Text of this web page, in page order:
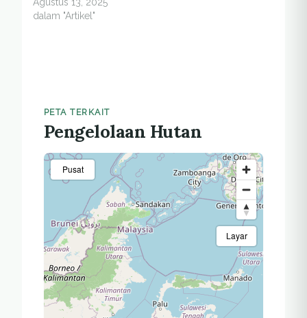
Agustus 13, 2025
dalam "Artikel"
PETA TERKAIT
Pengelolaan Hutan
Pusat
Layar